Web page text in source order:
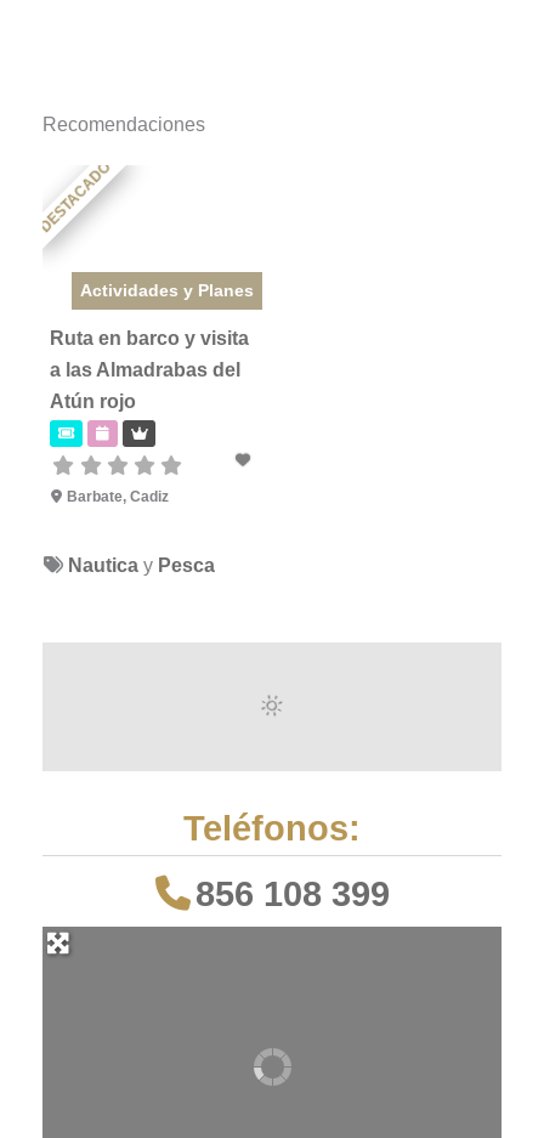
Recomendaciones
DESTACADO
Actividades y Planes
Ruta en barco y visita
a las Almadrabas del
Atún rojo
Barbate, Cadiz
Nauticay Pesca
Teléfonos:
856 108 399